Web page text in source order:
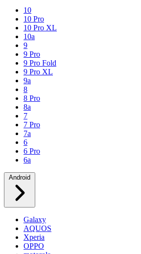
10
10 Pro
10 Pro XL
10a
9
9 Pro
9 Pro Fold
9 Pro XL
9a
8
8 Pro
8a
7
7 Pro
7a
6
6 Pro
6a
Android
Galaxy
AQUOS
Xperia
OPPO